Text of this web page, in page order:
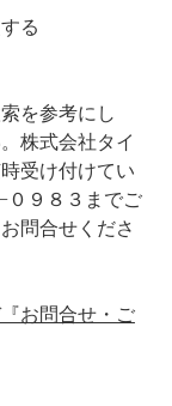
る
を参考にし
株式会社タイ
受け付けてい
０９８３までご
問合せくださ
お問合せ・ご